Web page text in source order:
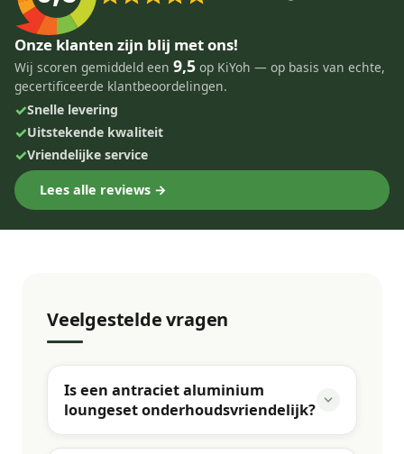
Onze klanten zijn blij met ons!
Wij scoren gemiddeld een 9,5 op KiYoh — op basis van echte,
gecertificeerde klantbeoordelingen.
✓Snelle levering
✓Uitstekende kwaliteit
✓Vriendelijke service
Lees alle reviews →
Veelgestelde vragen
Is een antraciet aluminium
loungeset onderhoudsvriendelijk?